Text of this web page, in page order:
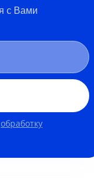
с Вами
обработку